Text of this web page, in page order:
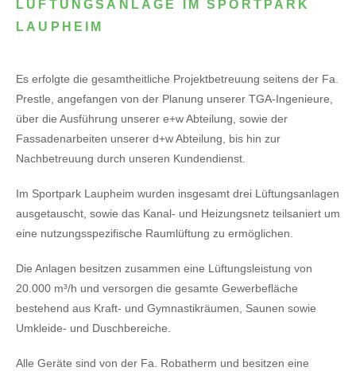
LÜFTUNGSANLAGE IM SPORTPARK
LAUPHEIM
Es erfolgte die gesamtheitliche Projektbetreuung seitens der Fa.
Prestle, angefangen von der Planung unserer TGA-Ingenieure,
über die Ausführung unserer e+w Abteilung, sowie der
Fassadenarbeiten unserer d+w Abteilung, bis hin zur
Nachbetreuung durch unseren Kundendienst.
Im Sportpark Laupheim wurden insgesamt drei Lüftungsanlagen
ausgetauscht, sowie das Kanal- und Heizungsnetz teilsaniert um
eine nutzungsspezifische Raumlüftung zu ermöglichen.
Die Anlagen besitzen zusammen eine Lüftungsleistung von
20.000 m³/h und versorgen die gesamte Gewerbefläche
bestehend aus Kraft- und Gymnastikräumen, Saunen sowie
Umkleide- und Duschbereiche.
Alle Geräte sind von der Fa. Robatherm und besitzen eine